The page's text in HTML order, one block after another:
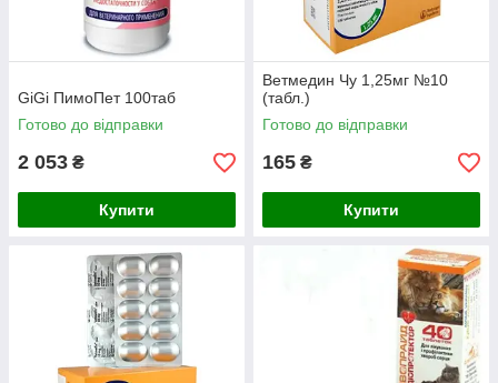
GiGi ПимоПет 100таб
Готово до відправки
2 053 ₴
Купити
Ветмедин Чу 1,25мг №10
(табл.)
Готово до відправки
165 ₴
Купити